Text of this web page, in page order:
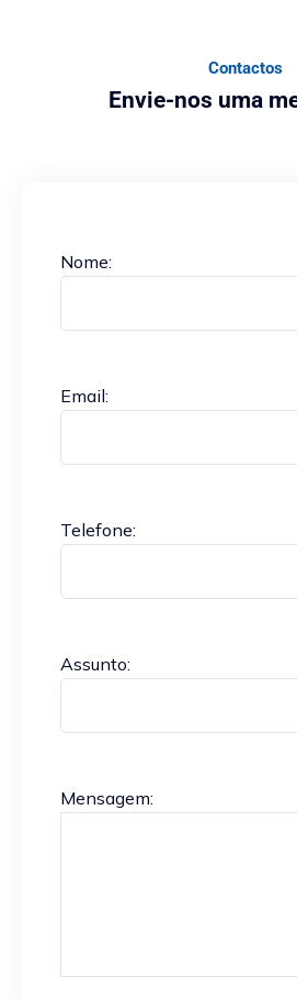
Contactos
Envie-nos uma
Nome:
Email:
Telefone:
Assunto:
Mensagem: